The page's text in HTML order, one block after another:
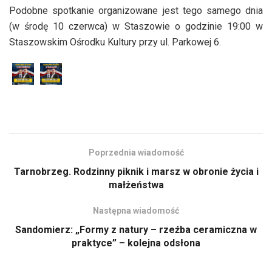
Podobne spotkanie organizowane jest tego samego dnia
(w środę 10 czerwca) w Staszowie o godzinie 19:00 w
Staszowskim Ośrodku Kultury przy ul. Parkowej 6.
Poprzednia wiadomość
Tarnobrzeg. Rodzinny piknik i marsz w obronie życia i
małżeństwa
Następna wiadomość
Sandomierz: „Formy z natury – rzeźba ceramiczna w
praktyce” – kolejna odsłona